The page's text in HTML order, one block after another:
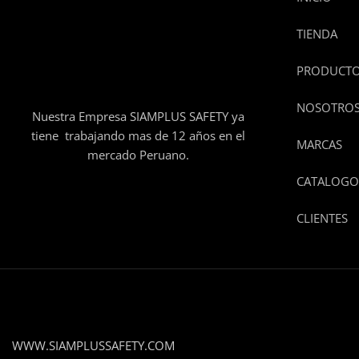
Nuestra Empresa SIAMPLUS SAFETY ya
tiene trabajando mas de 12 años en el
mercado Peruano.
TIENDA
MARCAS
CATALOGO
CLIENTES
WWW.SIAMPLUSSAFETY.COM